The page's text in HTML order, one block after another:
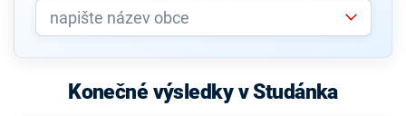
Konečné výsledky v Studánka